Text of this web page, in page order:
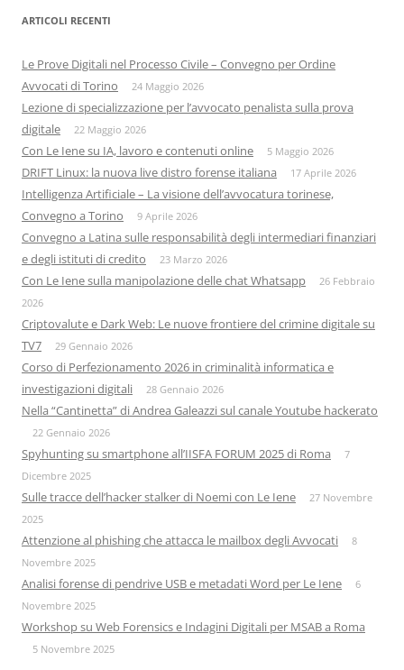
ARTICOLI RECENTI
Le Prove Digitali nel Processo Civile – Convegno per Ordine
Avvocati di Torino
24 Maggio 2026
Lezione di specializzazione per l’avvocato penalista sulla prova
digitale
22 Maggio 2026
Con Le Iene su IA, lavoro e contenuti online 5 Maggio 2026
DRIFT Linux: la nuova live distro forense italiana 17 Aprile 2026
Intelligenza Artificiale – La visione dell’avvocatura torinese,
Convegno a Torino
9 Aprile 2026
Convegno a Latina sulle responsabilità degli intermediari finanziari
e degli istituti di credito
23 Marzo 2026
Con Le Iene sulla manipolazione delle chat Whatsapp
26 Febbraio
2026
Criptovalute e Dark Web: Le nuove frontiere del crimine digitale su
TV7
29 Gennaio 2026
Corso di Perfezionamento 2026 in criminalità informatica e
investigazioni digitali
28 Gennaio 2026
Nella “Cantinetta” di Andrea Galeazzi sul canale Youtube hackerato
22 Gennaio 2026
Spyhunting su smartphone all’IISFA FORUM 2025 di Roma
7
Dicembre 2025
Sulle tracce dell’hacker stalker di Noemi con Le Iene
27 Novembre
2025
Attenzione al phishing che attacca le mailbox degli Avvocati
8
Novembre 2025
Analisi forense di pendrive USB e metadati Word per Le Iene
6
Novembre 2025
Workshop su Web Forensics e Indagini Digitali per MSAB a Roma
5 Novembre 2025